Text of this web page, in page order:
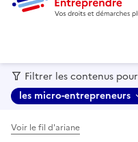
Filtrer les contenus pour
les micro-entrepreneurs
Voir le fil d'ariane